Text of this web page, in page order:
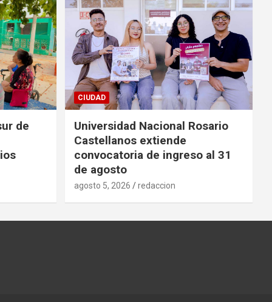
de
CIUDAD
Universidad Nacional Rosario
Castellanos extiende
convocatoria de ingreso al 31
de agosto
agosto 5, 2026 redaccion